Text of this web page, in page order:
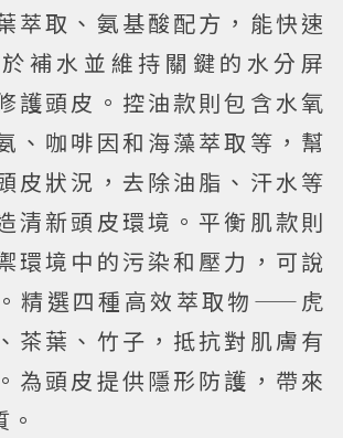
萃取、氨基酸配方，能快速
補水並維持關鍵的水分屏
護頭皮。控油款則包含水氧
、咖啡因和海藻萃取等，幫
皮狀況，去除油脂、汗水等
清新頭皮環境。平衡肌款則
環境中的污染和壓力，可說
精選四種高效萃取物——虎
茶葉、竹子，抵抗對肌膚有
為頭皮提供隱形防護，帶來